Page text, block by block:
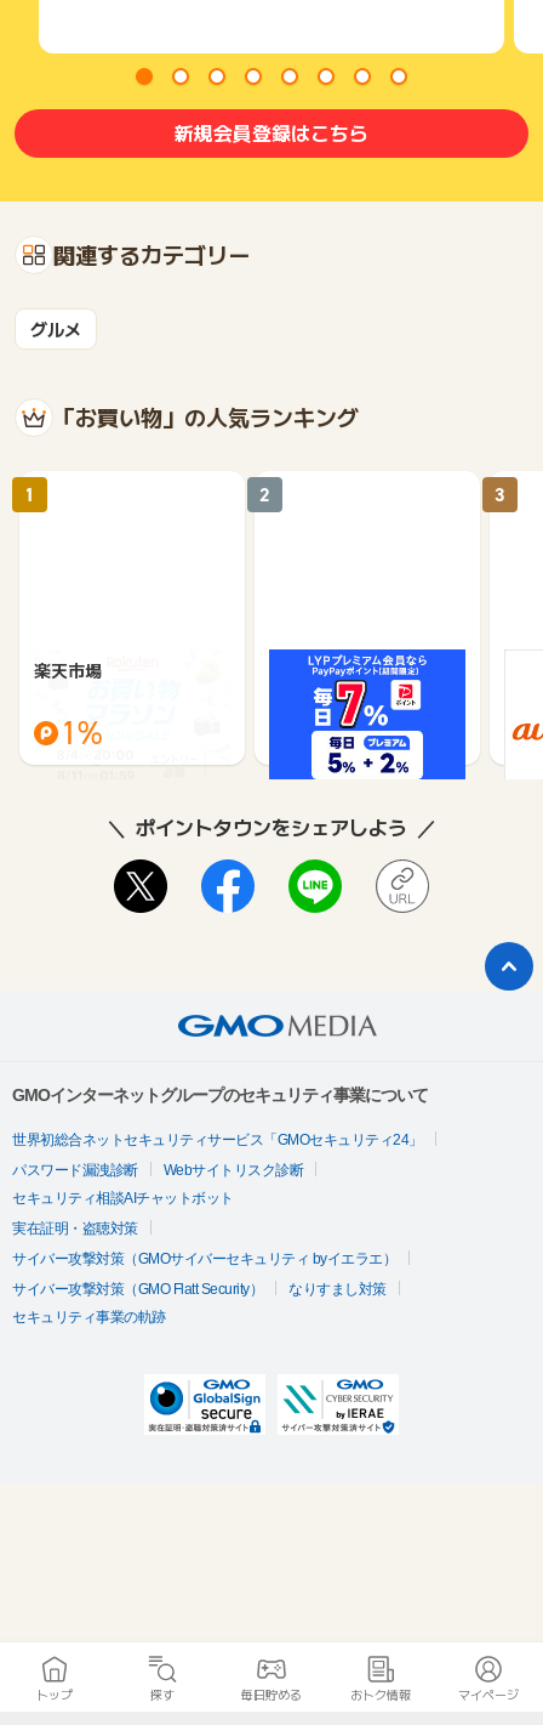
新規会員登録はこちら
関連するカテゴリー
グルメ
「お買い物」の人気ランキング
楽天市場
1%
1
Yahoo!ショッピング
1%
2 3
ポイントタウンをシェアしよう
GMOインターネットグループのセキュリティ事業について
世界初総合ネットセキュリティサービス「GMOセキュリティ24」
パスワード漏洩診断
Webサイトリスク診断
セキュリティ相談AIチャットボット
実在証明・盗聴対策
サイバー攻撃対策（GMOサイバーセキュリティ byイエラエ）
サイバー攻撃対策（GMO Flatt Security）
なりすまし対策
セキュリティ事業の軌跡
トップ 探す 毎日貯める おトク情報 マイページ